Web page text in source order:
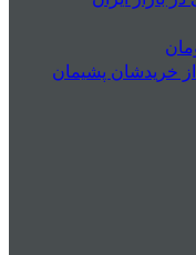
خریدشان پشیمان